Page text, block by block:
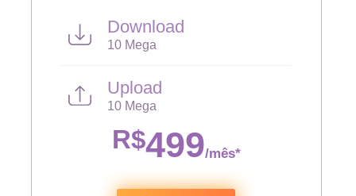
Download
10 Mega
Upload
10 Mega
R$499/mês*